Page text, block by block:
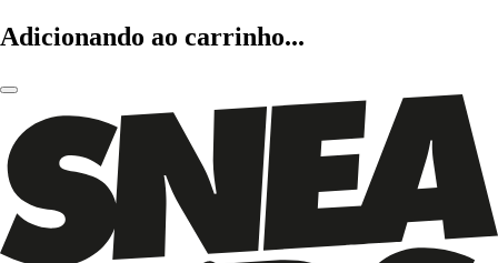
Adicionando ao carrinho...